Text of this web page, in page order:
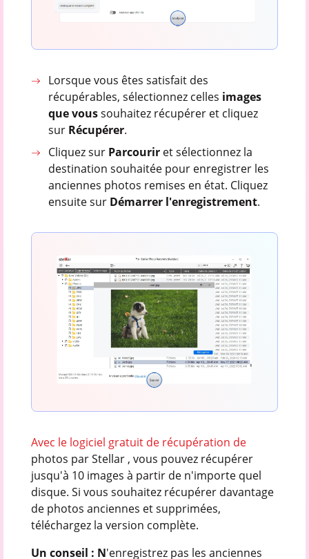
Lorsque vous êtes satisfait des
récupérables, sélectionnez celles images
que voussouhaitez récupérer et cliquez
sur Récupérer.
Cliquez sur Parcourir et sélectionnez la
destination souhaitée pour enregistrer les
anciennes photos remises en état. Cliquez
ensuite sur Démarrer l'enregistrement.
Avec le logiciel gratuit de récupération de
photos par Stellar , vous pouvez récupérer
jusqu'à 10 images à partir de n'importe quel
disque. Si vous souhaitez récupérer davantage
de photos anciennes et supprimées,
téléchargez la version complète.
Un conseil : N'enregistrez pas les anciennes